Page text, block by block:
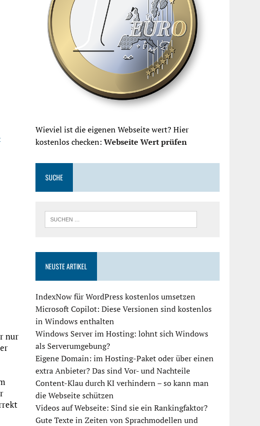
nur
Wieviel ist die eigenen Webseite wert? Hier
kostenlos checken:Webseite Wert prüfen
SUCHE
NEUSTE ARTIKEL
IndexNow für WordPress kostenlos umsetzen
Microsoft Copilot: Diese Versionen sind kostenlos
in Windows enthalten
Windows Server im Hosting: lohnt sich Windows
als Serverumgebung?
Eigene Domain: im Hosting-Paket oder über einen
extra Anbieter? Das sind Vor- und Nachteile
Content-Klau durch KI verhindern – so kann man
die Webseite schützen
Videos auf Webseite: Sind sie ein Rankingfaktor?
Gute Texte in Zeiten von Sprachmodellen und